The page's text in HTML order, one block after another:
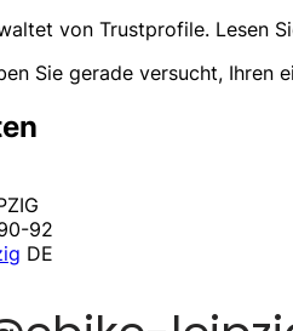
von Trustprofile. Lesen
Sie gerade versucht, Ihren
92
DE